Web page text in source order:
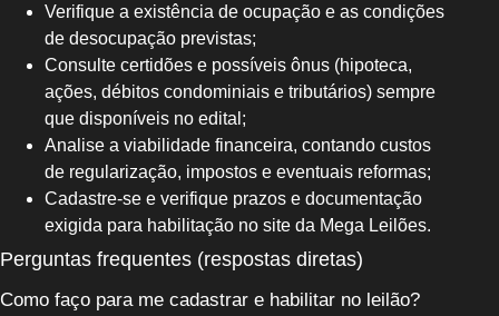
Verifique a existência de ocupação e as condições
de desocupação previstas;
Consulte certidões e possíveis ônus (hipoteca,
ações, débitos condominiais e tributários) sempre
que disponíveis no edital;
Analise a viabilidade financeira, contando custos
de regularização, impostos e eventuais reformas;
Cadastre-se e verifique prazos e documentação
exigida para habilitação no site da Mega Leilões.
Perguntas frequentes (respostas diretas)
Como faço para me cadastrar e habilitar no leilão?